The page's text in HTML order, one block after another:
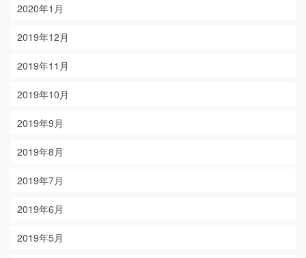
2020年1月
2019年12月
2019年11月
2019年10月
2019年9月
2019年8月
2019年7月
2019年6月
2019年5月